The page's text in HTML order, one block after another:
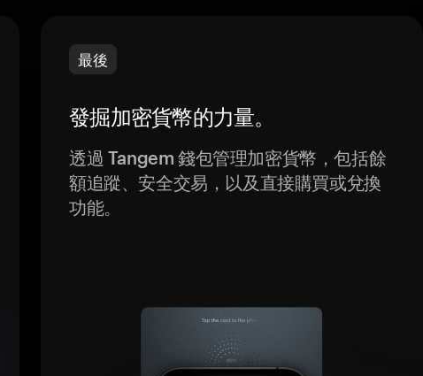
最後
發掘加密貨幣的力量。
透過 Tangem 錢包管理加密貨幣，包括餘
額追蹤、安全交易，以及直接購買或兌換
功能。